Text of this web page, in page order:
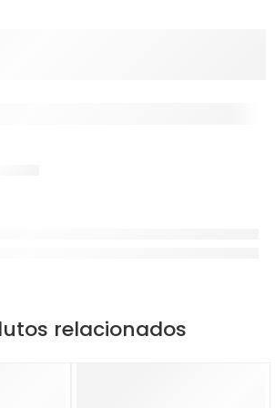
relacionados